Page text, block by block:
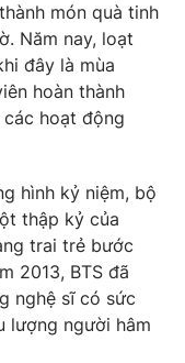
món quà tinh
Năm nay, loạt
đây là mùa
hoàn thành
hoạt động
hình kỷ niệm, bộ
thập kỷ của
trai trẻ bước
2013, BTS đã
nghệ sĩ có sức
lượng người hâm